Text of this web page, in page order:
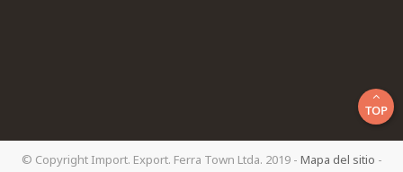
© Copyright Import. Export. Ferra Town Ltda. 2019 - Mapa del sitio -
TOP